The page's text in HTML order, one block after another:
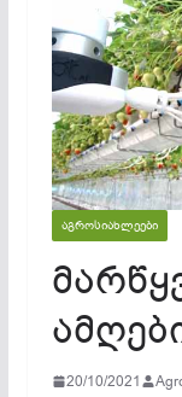
ᲐᲒᲠᲝᲡᲘᲐᲮᲚᲔᲔᲑᲘ
20/10/2021